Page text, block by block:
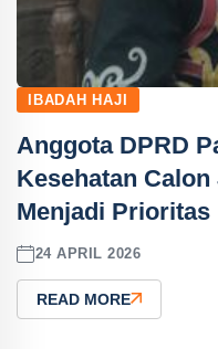
IBADAH HAJI
Anggota DPRD
Kesehatan
Menjadi Prioritas
24 APRIL 2026
READ MORE